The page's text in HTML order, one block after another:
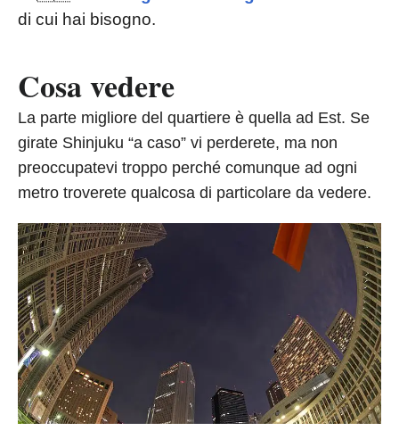
di cui hai bisogno.
Cosa vedere
La parte migliore del quartiere è quella ad Est. Se
girate Shinjuku “a caso” vi perderete, ma non
preoccupatevi troppo perché comunque ad ogni
metro troverete qualcosa di particolare da vedere.